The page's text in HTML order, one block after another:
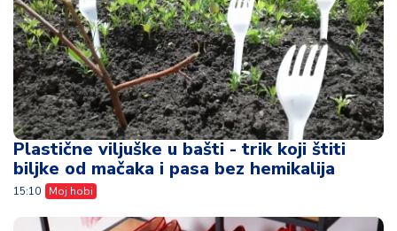
Plastične viljuške u bašti - trik koji štiti
biljke od mačaka i pasa bez hemikalija
15:10 Moj hobi